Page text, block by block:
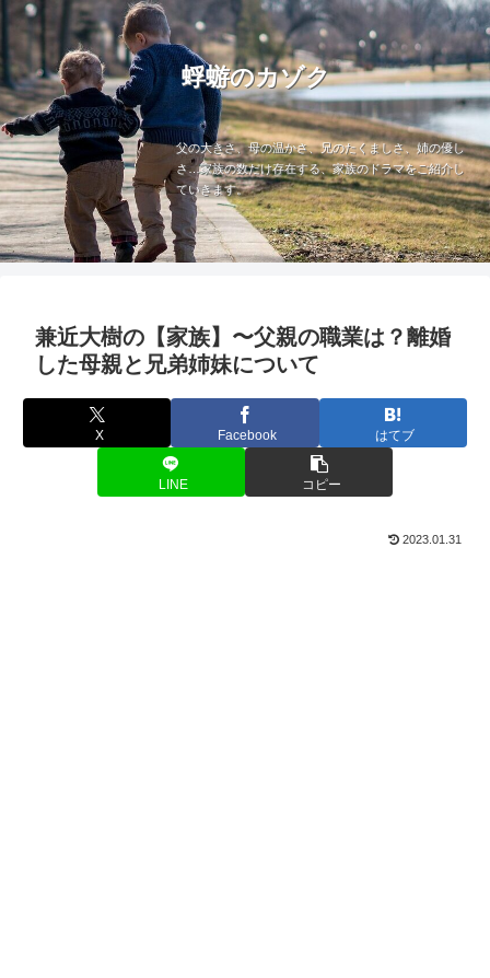
蜉蝣のカゾク
父の大きさ、母の温かさ、兄のたくましさ、姉の優し
さ…家族の数だけ存在する、家族のドラマをご紹介し
ていきます。
兼近大樹の【家族】〜父親の職業は？離婚
した母親と兄弟姉妹について
X Facebook はてブ
LINE コピー
2023.01.31